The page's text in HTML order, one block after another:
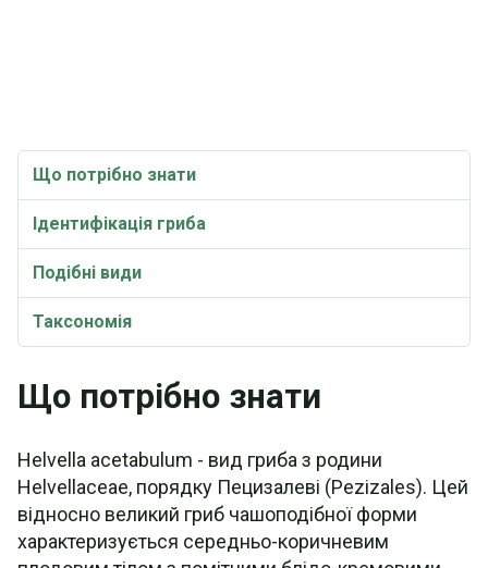
Що потрібно знати
Ідентифікація гриба
Подібні види
Таксономія
Що потрібно знати
Helvella acetabulum - вид гриба з родини
Helvellaceae, порядку Пецизалеві (Pezizales). Цей
відносно великий гриб чашоподібної форми
характеризується середньо-коричневим